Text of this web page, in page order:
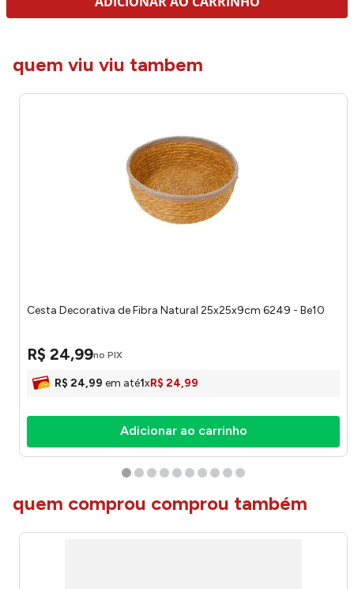
quem viu viu tambem
Cesta Decorativa de Fibra Natural 25x25x9cm 6249 - Be10
R$ 24,99no PIX
R$ 24,99 em até1xR$ 24,99
Adicionar ao carrinho
quem comprou comprou também